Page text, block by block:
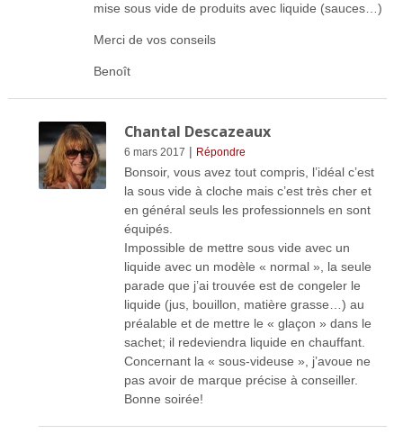
mise sous vide de produits avec liquide (sauces…)
Merci de vos conseils
Benoît
Chantal Descazeaux
6 mars 2017 | Répondre
Bonsoir, vous avez tout compris, l’idéal c’est
la sous vide à cloche mais c’est très cher et
en général seuls les professionnels en sont
équipés.
Impossible de mettre sous vide avec un
liquide avec un modèle « normal », la seule
parade que j’ai trouvée est de congeler le
liquide (jus, bouillon, matière grasse…) au
préalable et de mettre le « glaçon » dans le
sachet; il redeviendra liquide en chauffant.
Concernant la « sous-videuse », j’avoue ne
pas avoir de marque précise à conseiller.
Bonne soirée!